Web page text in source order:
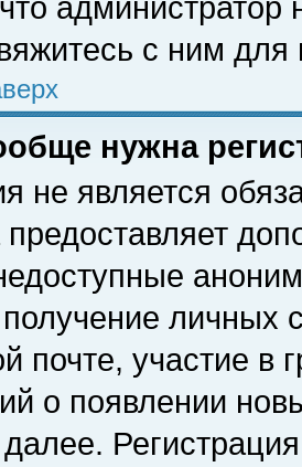
с ним для
нужна
не является
получение личных
почте, участие в
о появлении